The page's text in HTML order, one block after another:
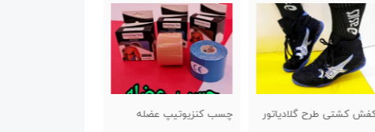
چسب کنزیوتیپ عضله کش کشتی برند هیروز